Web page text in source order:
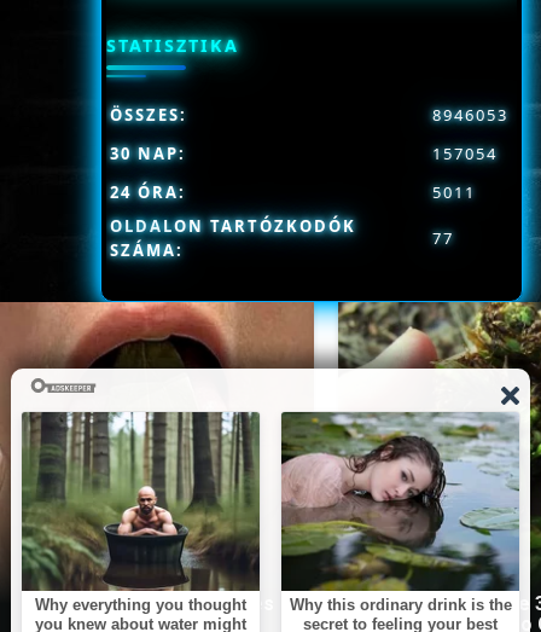
STATISZTIKA
OLDALON TARTÓZKODÓK
SZÁMA:
77
ÖSSZES:
8946053
30 NAP:
157054
24 ÓRA:
5011
This Simple Trick Removes
All Parasites From Your
Stop Eating These
That Are Known to